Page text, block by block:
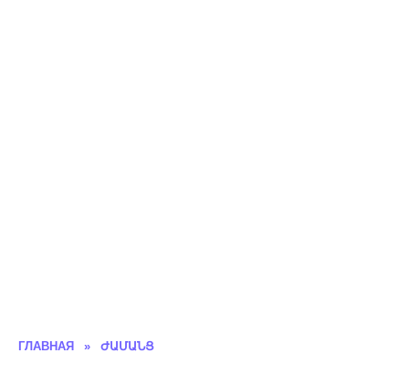
ГЛАВНАЯ » ԺԱՄԱՆՑ